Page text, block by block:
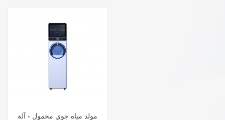
مولد مياه جوي محمول - آلة